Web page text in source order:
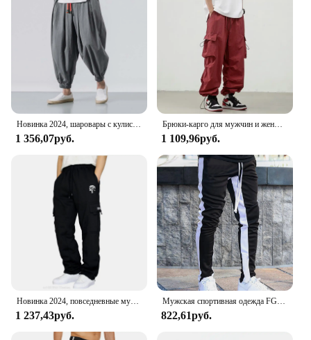
1 356,07руб.
Брюки-карго для мужчин и женщин, джоггеры с несколькими карманами, шаровары с эластичным поясом, Повседневная Уличная одежда в стиле хип-хоп, спортивные штаны-карандаш
1 109,96руб.
1 237,43руб.
Мужская спортивная одежда FGKKS, облегающие спортивные штаны для фитнеса, черные спортивные штаны для бега, новинка 2023
822,61руб.